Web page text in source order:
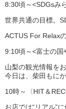
8:30頃～<SDGsみ
世界共通の目標。
ACTUS For Relax
9:10頃～<富士の国
山梨の観光情報を
今日は、柴田もに
10時～〈HIT＆
お店では“リアル”